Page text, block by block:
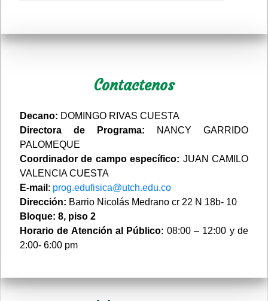
Contactenos
Decano: DOMINGO RIVAS CUESTA
Directora de Programa:
NANCY GARRIDO
PALOMEQUE
Coordinador de campo específico: JUAN CAMILO
VALENCIA CUESTA
E-mail : prog.edufisica@utch.edu.co
Dirección: Barrio Nicolás Medrano cr 22 N 18b- 10
Bloque: 8, piso 2
Horario de Atención al Público: 08:00 – 12:00 y de
2:00- 6:00 pm